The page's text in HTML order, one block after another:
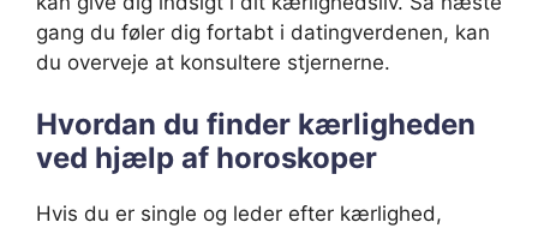
gang du føler dig fortabt i datingverdenen, kan
du overveje at konsultere stjernerne.
Hvordan du finder kærligheden
ved hjælp af horoskoper
Hvis du er single og leder efter kærlighed,